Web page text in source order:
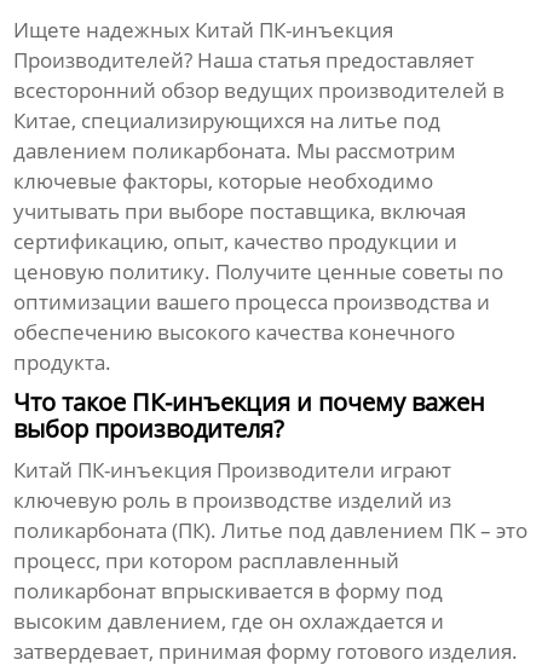
Ищете надежных Китай ПК-инъекция
Производителей? Наша статья предоставляет
всесторонний обзор ведущих производителей в
Китае, специализирующихся на литье под
давлением поликарбоната. Мы рассмотрим
ключевые факторы, которые необходимо
учитывать при выборе поставщика, включая
сертификацию, опыт, качество продукции и
ценовую политику. Получите ценные советы по
оптимизации вашего процесса производства и
обеспечению высокого качества конечного
продукта.
Что такое ПК-инъекция и почему важен
выбор производителя?
Китай ПК-инъекция Производители играют
ключевую роль в производстве изделий из
поликарбоната (ПК). Литье под давлением ПК – это
процесс, при котором расплавленный
поликарбонат впрыскивается в форму под
высоким давлением, где он охлаждается и
затвердевает, принимая форму готового изделия.